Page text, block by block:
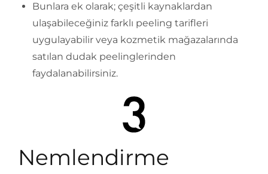
Bunlara ek olarak; çeşitli kaynaklardan
ulaşabileceğiniz farklı peeling tarifleri
uygulayabilir veya kozmetik mağazalarında
satılan dudak peelinglerinden
faydalanabilirsiniz.
Nemlendirme